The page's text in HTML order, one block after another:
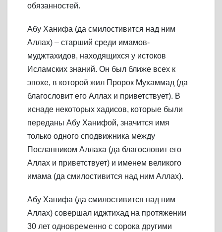
обязанностей.
Абу Ханифа (да смилостивится над ним
Аллах) – старший среди имамов-
муджтахидов, находящихся у истоков
Исламских знаний. Он был ближе всех к
эпохе, в которой жил Пророк Мухаммад (да
благословит его Аллах и приветствует). В
иснаде некоторых хадисов, которые были
переданы Абу Ханифой, значится имя
только одного сподвижника между
Посланником Аллаха (да благословит его
Аллах и приветствует) и именем великого
имама (да смилостивится над ним Аллах).
Абу Ханифа (да смилостивится над ним
Аллах) совершал иджтихад на протяжении
30 лет одновременно с сорока другими